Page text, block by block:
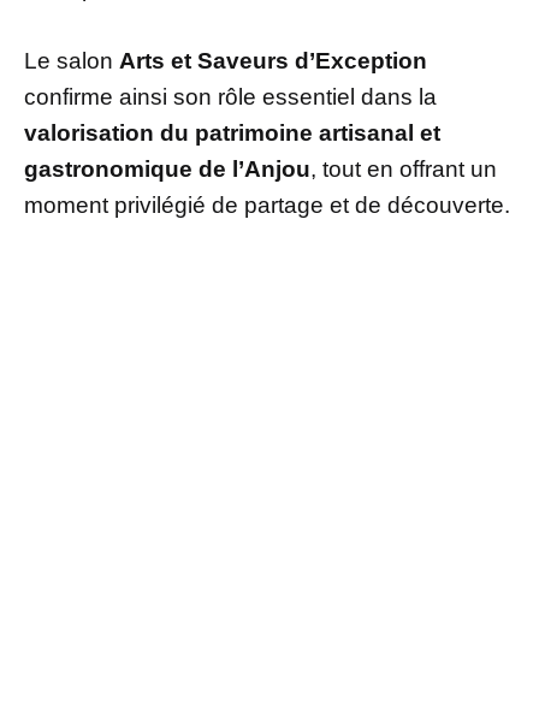
Le salon Arts et Saveurs d’Exception
confirme ainsi son rôle essentiel dans la
valorisation du patrimoine artisanal et
gastronomique de l’Anjou, tout en offrant un
moment privilégié de partage et de découverte.